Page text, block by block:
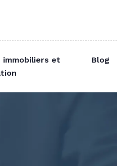
immobiliers et
Blog